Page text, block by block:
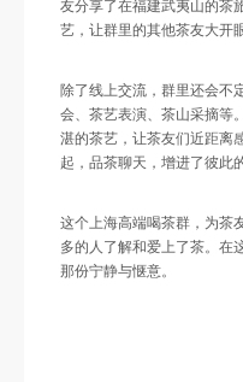
友分享了在福建武夷山的茶
艺，让群里的其他茶友大开
除了线上交流，群里还会不
会、茶艺表演、茶山采摘等
湛的茶艺，让茶友们近距离
起，品茶聊天，增进了彼此
这个上海高端喝茶群，为茶
多的人了解和爱上了茶。在
那份宁静与惬意。